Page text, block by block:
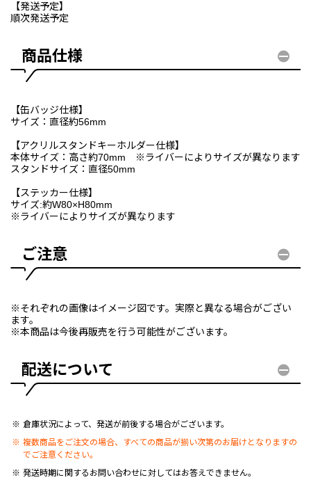
【発送予定】
順次発送予定
商品仕様
【缶バッジ仕様】
サイズ：直径約56mm
【アクリルスタンドキーホルダー仕様】
本体サイズ：高さ約70mm ※ライバーによりサイズが異なります
スタンドサイズ：直径50mm
【ステッカー仕様】
サイズ:約W80×H80mm
※ライバーによりサイズが異なります
ご注意
※それぞれの画像はイメージ図です。実際と異なる場合がござい
ます。
※本商品は今後再販売を行う可能性がございます。
配送について
倉庫状況によって、発送が前後する場合がございます。
複数商品をご注文の場合、すべての商品が揃い次第のお届けとなりますの
でご注意ください。
発送時期に関するお問い合わせに対してはお答えできません。